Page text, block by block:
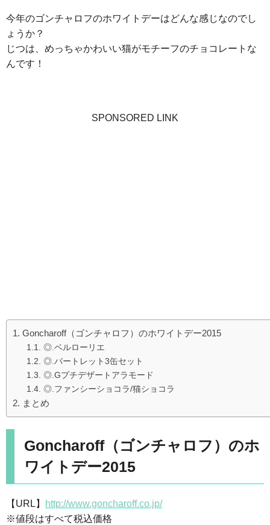
今年のゴンチャロフのホワイトデーはどんな感じなのでし
ょうか？
じつは、めっちゃかわいい猫がモチーフのチョコレートな
んです！
SPONSORED LINK
Goncharoff（ゴンチャロフ）のホワイトデー2015
◎.ベルローリエ
◎.バートレット3缶セット
◎.Gプチデザートアラモード
◎.ファンシーショコラ/猫ショコラ
まとめ
Goncharoff（ゴンチャロフ）のホ
ワイトデー2015
【URL】
http://www.goncharoff.co.jp/
※値段はすべて税込価格